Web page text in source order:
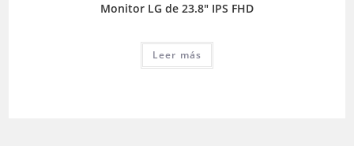
Monitor LG de 23.8″ IPS FHD
Leer más